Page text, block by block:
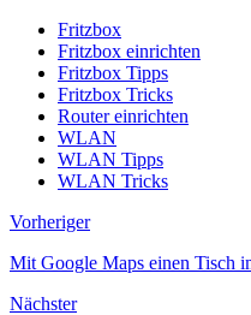
Fritzbox
Fritzbox einrichten
Fritzbox Tipps
Fritzbox Tricks
Router einrichten
WLAN
WLAN Tipps
WLAN Tricks
Vorheriger
Mit Google Maps einen Tisch
Nächster